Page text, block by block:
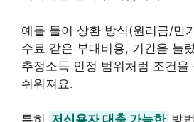
예를 들어 상환 방식(원리금/만
수료 같은 부대비용, 기간을 늘
추정소득 인정 범위처럼 조건
쉬워져요.
특히 저신용자 대출 가능한 방